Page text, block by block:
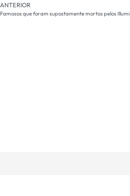
ANTERIOR
Famosos que foram supostamente mortos pelos